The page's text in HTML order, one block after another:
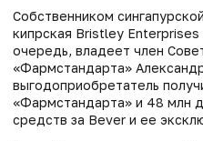
Собственником
кипрская Bristley
очередь, владеет член
«Фармстандарта»
выгодоприобретатель
«Фармстандарта» и 48 млн
средств за Bever и ее